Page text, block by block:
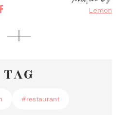
Lemon
TAG
#restaurant
#restaurant